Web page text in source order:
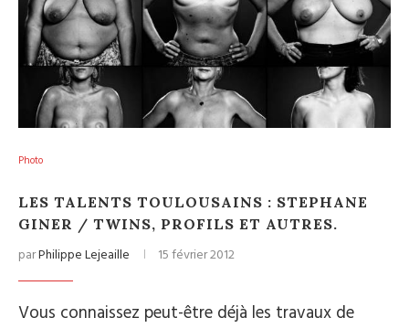
Photo
LES TALENTS TOULOUSAINS : STEPHANE
GINER / TWINS, PROFILS ET AUTRES.
parPhilippe Lejeaille 15 février 2012
Vous connaissez peut-être déjà les travaux de